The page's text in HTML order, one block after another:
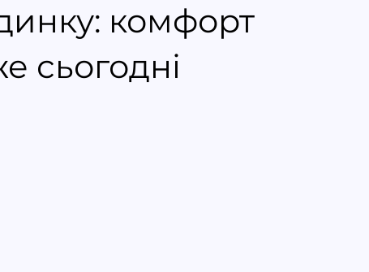
комфорт
сьогодні